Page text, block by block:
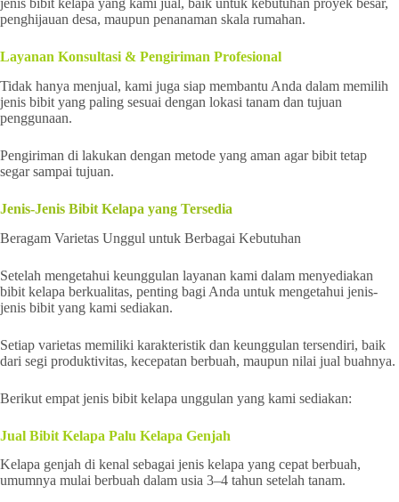
jenis bibit kelapa yang kami jual, baik untuk kebutuhan proyek besar,
penghijauan desa, maupun penanaman skala rumahan.
Layanan Konsultasi & Pengiriman Profesional
Tidak hanya menjual, kami juga siap membantu Anda dalam memilih
jenis bibit yang paling sesuai dengan lokasi tanam dan tujuan
penggunaan.
Pengiriman di lakukan dengan metode yang aman agar bibit tetap
segar sampai tujuan.
Jenis-Jenis Bibit Kelapa yang Tersedia
Beragam Varietas Unggul untuk Berbagai Kebutuhan
Setelah mengetahui keunggulan layanan kami dalam menyediakan
bibit kelapa berkualitas, penting bagi Anda untuk mengetahui jenis-
jenis bibit yang kami sediakan.
Setiap varietas memiliki karakteristik dan keunggulan tersendiri, baik
dari segi produktivitas, kecepatan berbuah, maupun nilai jual buahnya.
Berikut empat jenis bibit kelapa unggulan yang kami sediakan:
Jual Bibit Kelapa Palu Kelapa Genjah
Kelapa genjah di kenal sebagai jenis kelapa yang cepat berbuah,
umumnya mulai berbuah dalam usia 3–4 tahun setelah tanam.